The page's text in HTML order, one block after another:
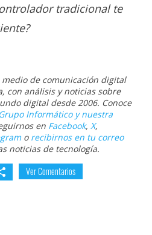
tradicional te
de comunicación digital
con análisis y noticias sobre
digital desde 2006. Conoce
Informático y nuestra
en Facebook, X,
o recibirnos en tu correo
noticias de tecnología.
Ver Comentarios